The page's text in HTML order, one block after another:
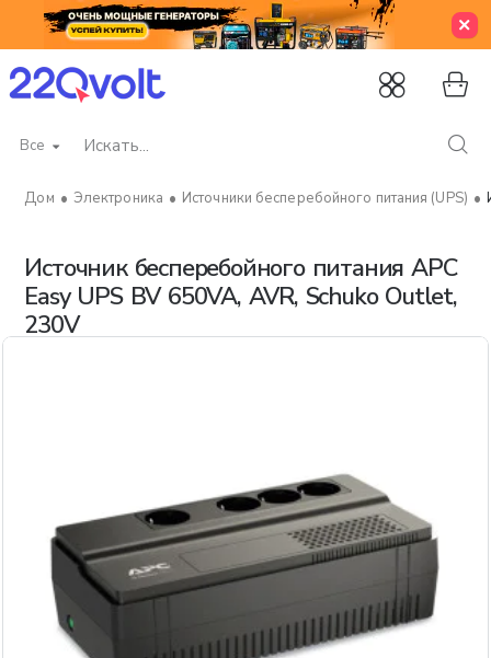
Все
Искать...
Источник бесперебойного питания APC
Easy UPS BV 650VA, AVR, Schuko Outlet,
230V
Электроника Источники бесперебойного питания (UPS)